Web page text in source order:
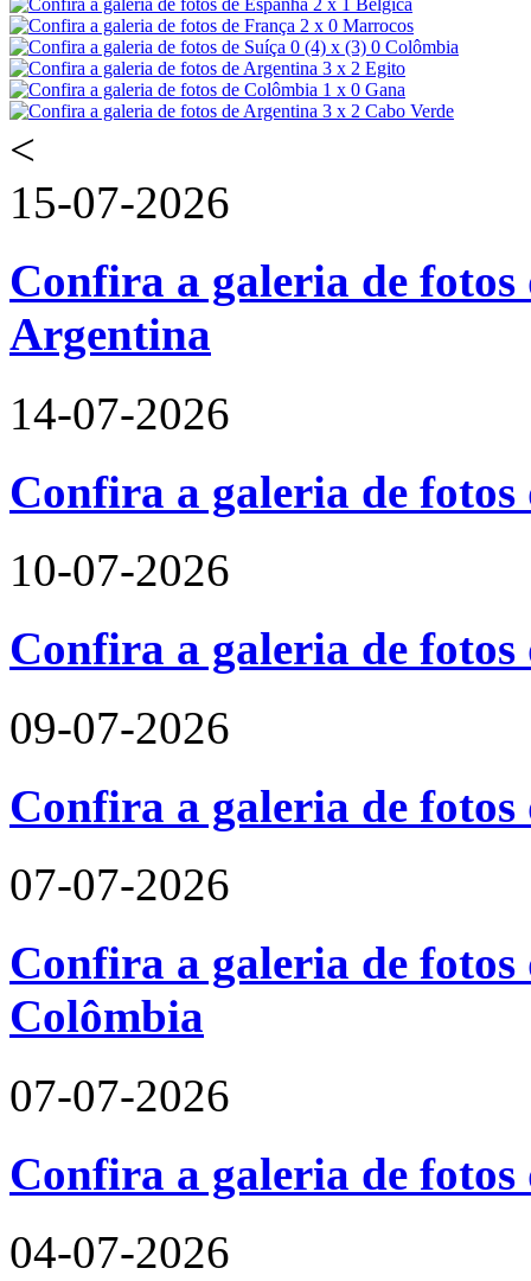
<
15-07-2026
Confira a galeria de
Argentina
14-07-2026
Confira a galeria de
10-07-2026
Confira a galeria de fotos
09-07-2026
Confira a galeria de
07-07-2026
Confira a galeria de fotos
Colômbia
07-07-2026
Confira a galeria de
04-07-2026